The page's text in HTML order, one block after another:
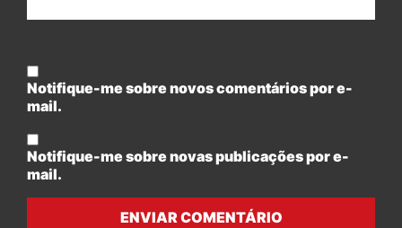
Notifique-me sobre novos comentários por e-
mail.
Notifique-me sobre novas publicações por e-
mail.
ENVIAR COMENTÁRIO